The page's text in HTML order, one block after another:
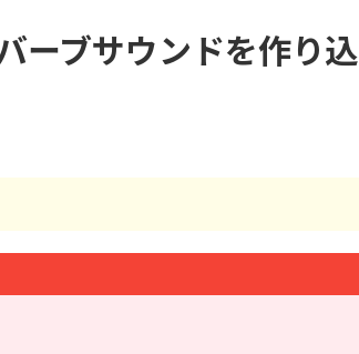
ーブサウンドを作り込